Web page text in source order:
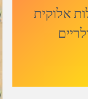
אלוקית